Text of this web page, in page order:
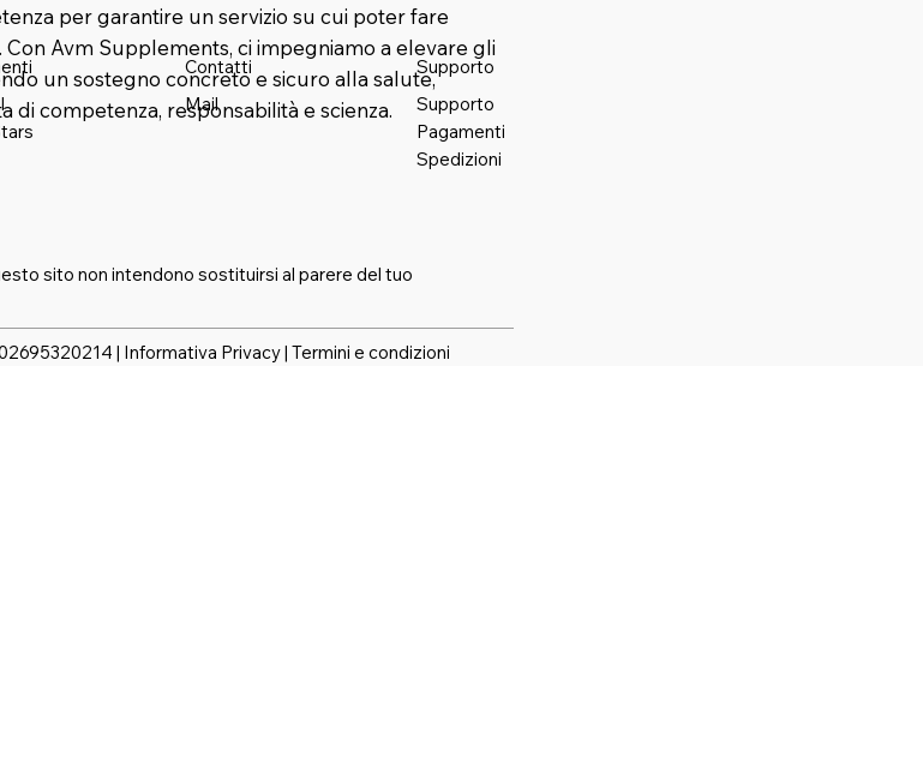
per garantire un servizio su cui poter fare
Avm Supplements, ci impegniamo a elevare gli
un sostegno concreto e sicuro alla salute,
di competenza, responsabilità e scienza.
Contatti
Mail
Supporto
Supporto
Pagamenti
Spedizioni
sito non intendono sostituirsi al parere del tuo
| Informativa Privacy|Termini e condizioni